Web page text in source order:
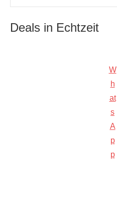
Deals in Echtzeit
W
h
at
s
A
p
p